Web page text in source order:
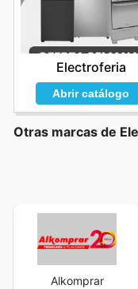
Electroferia
Abrir catálogo
Otras marcas de
Alkomprar